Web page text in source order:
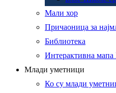
Мали хор
Причаоница за
Библиотека
Интерактивна мапа
Млади уметници
Ко су млади